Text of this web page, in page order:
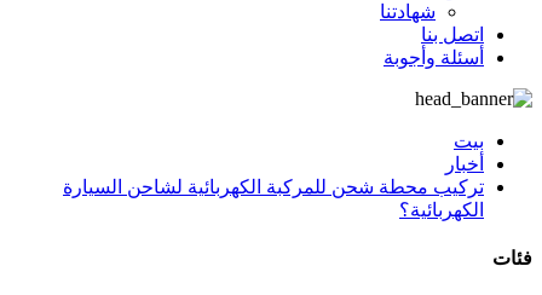
شهادتنا
اتصل بنا
أسئلة وأجوبة
بيت
أخبار
تركيب محطة شحن للمركبة الكهربائية لشاحن السيارة
الكهربائية؟
فئات